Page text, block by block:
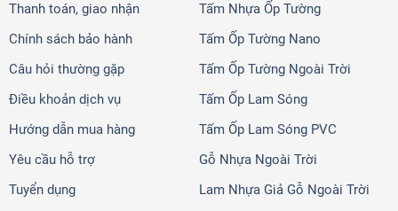
Thanh toán, giao nhận
Chính sách bảo hành
Câu hỏi thường gặp
Điều khoản dịch vụ
Hướng dẫn mua hàng
Yêu cầu hỗ trợ
Tuyển dụng
Tấm Nhựa Ốp Tường
Tấm Ốp Tường Nano
Tấm Ốp Tường Ngoài Trời
Tấm Ốp Lam Sóng
Tấm Ốp Lam Sóng PVC
Gỗ Nhựa Ngoài Trời
Lam Nhựa Giả Gỗ Ngoài Trời